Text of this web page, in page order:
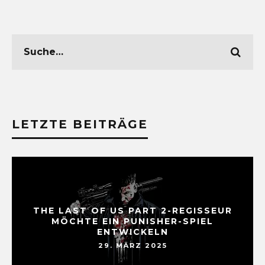
LETZTE BEITRÄGE
THE LAST OF US PART 2-REGISSEUR
MÖCHTE EIN PUNISHER-SPIEL
ENTWICKELN
29. MÄRZ 2025